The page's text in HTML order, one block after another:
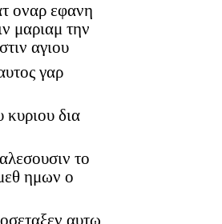
οναρ εφανη
μαριαμ την
αγιου
γαρ
δια
το
ημων ο
αυτω